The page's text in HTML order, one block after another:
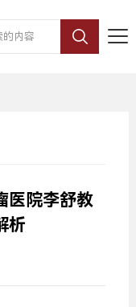
医院李舒教
析